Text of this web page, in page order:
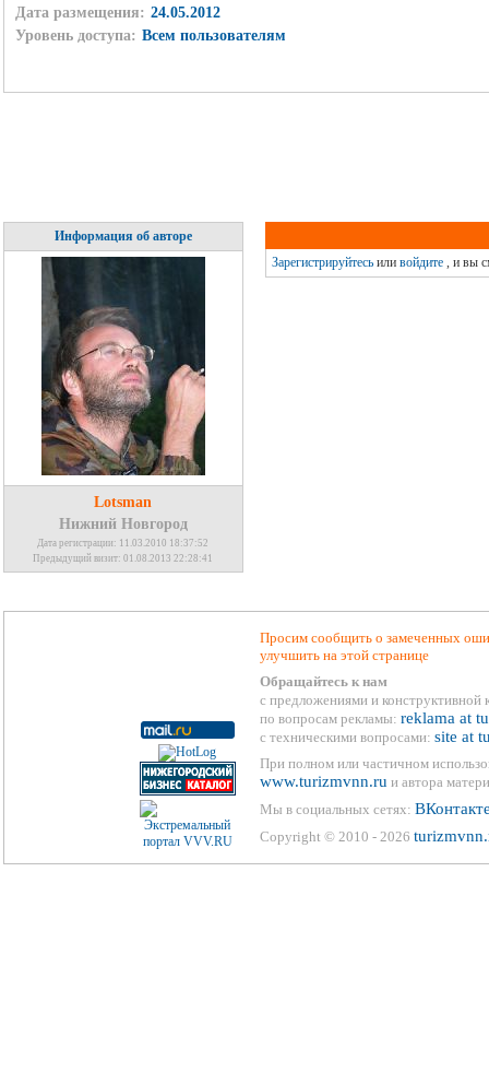
Дата размещения: 24.05.2012
Уровень доступа: Всем пользователям
Информация об авторе
Lotsman
Нижний Новгород
Дата регистрации: 11.03.2010 18:37:52
Предыдущий визит: 01.08.2013 22:28:41
Зарегистрируйтесьили войдите, и вы
Просим сообщить о замеченных
улучшить на этой странице
Обращайтесь к нам
с предложениями и конструктивной
по вопросам рекламы: reklama at
с техническими вопросами: site at
При полном или частичном
www.turizmvnn.ru и автора
Мы в социальных сетях:
Copyright © 2010 - 2026